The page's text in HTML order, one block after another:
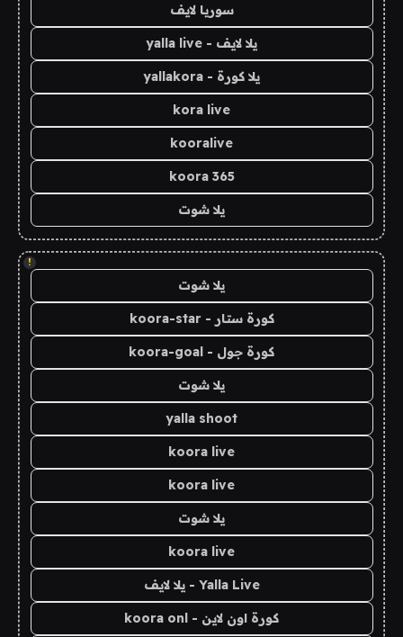
سوريا لايف
يلا لايف - yalla live
يلا كورة - yallakora
kora live
kooralive
koora 365
يلا شوت
!
يلا شوت
كورة ستار - koora-star
كورة جول - koora-goal
يلا شوت
yalla shoot
koora live
koora live
يلا شوت
koora live
Yalla Live - يلا لايف
كورة اون لاين - koora onl